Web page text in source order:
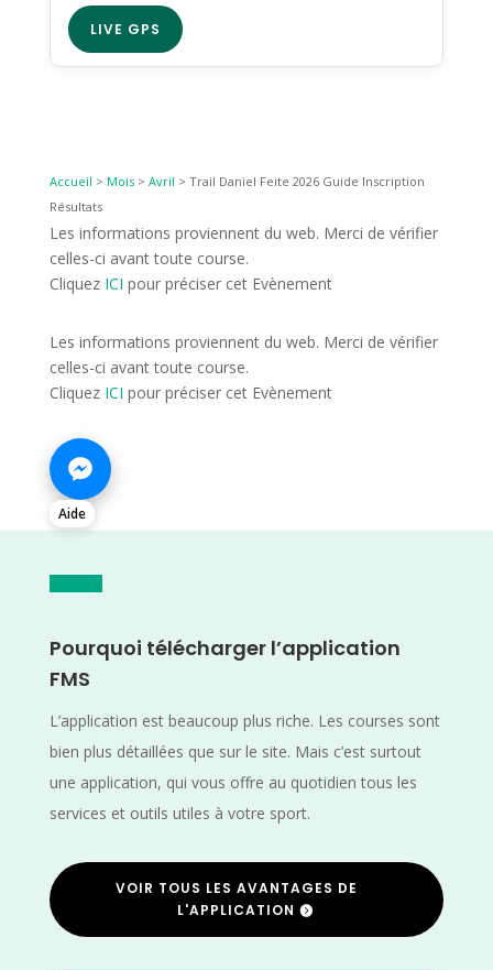
LIVE GPS
Accueil > Mois> Avril > Trail Daniel Feite 2026 Guide Inscription
Résultats
Les informations proviennent du web. Merci de vérifier
celles-ci avant toute course.
Cliquez ICI pour préciser cet Evènement
Les informations proviennent du web. Merci de vérifier
celles-ci avant toute course.
Cliquez ICI pour préciser cet Evènement
Aide
Pourquoi télécharger l’application
FMS
L’application est beaucoup plus riche. Les courses sont
bien plus détaillées que sur le site. Mais c’est surtout
une application, qui vous offre au quotidien tous les
services et outils utiles à votre sport.
VOIR TOUS LES AVANTAGES DE
L'APPLICATION